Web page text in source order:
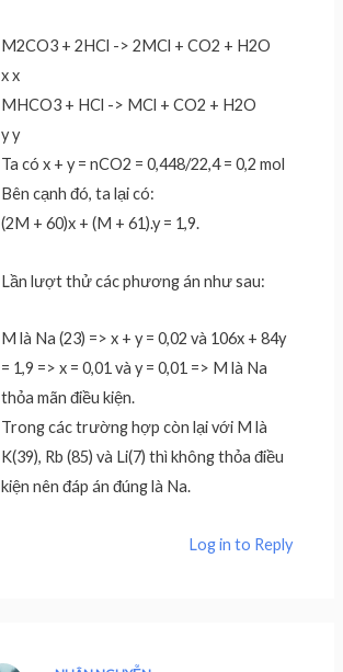
M2CO3 + 2HCl -> 2MCl + CO2 + H2O
x x
MHCO3 + HCl -> MCl + CO2 + H2O
y y
Ta có x + y = nCO2 = 0,448/22,4 = 0,2 mol
Bên cạnh đó, ta lại có:
(2M + 60)x + (M + 61).y = 1,9.
Lần lượt thử các phương án như sau:
M là Na (23) => x + y = 0,02 và 106x + 84y
= 1,9 => x = 0,01 và y = 0,01 => M là Na
thỏa mãn điều kiện.
Trong các trường hợp còn lại với M là
K(39), Rb (85) và Li(7) thì không thỏa điều
kiện nên đáp án đúng là Na.
Log in to Reply